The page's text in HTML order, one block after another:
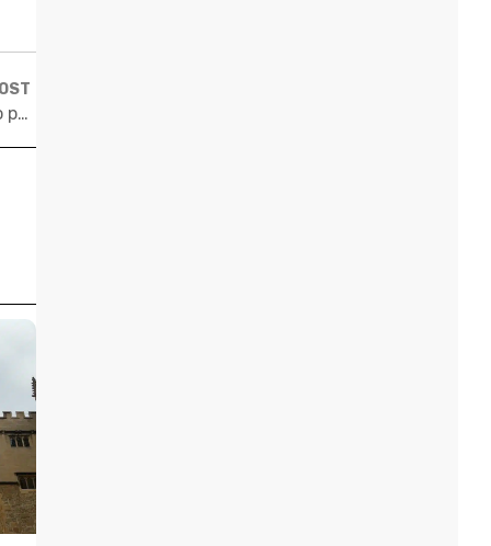
Três perguntas para você descobrir se está preparado para o intercâmbio